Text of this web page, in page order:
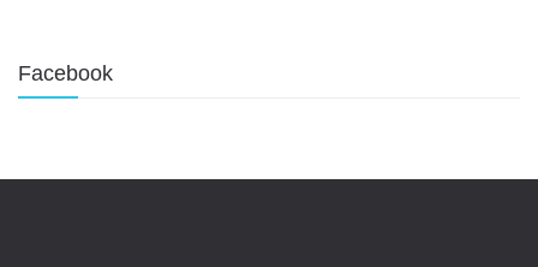
Facebook